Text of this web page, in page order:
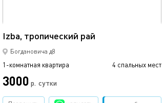
Izba, тропический рай
Богдановича д8
1-комнатная квартира 4 спальных мест
3000 р. сутки